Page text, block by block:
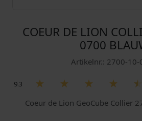
COEUR DE LION
0700
Artikelnr.: 2700-10-
9.3
Coeur de Lion GeoCube Collier